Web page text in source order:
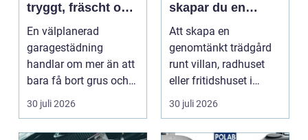
tryggt, fräscht och
hållbart garage
En välplanerad
garagestädning
handlar om mer än att
bara få bort grus och
damm från golvet.
Rena gar...
30 juli 2026
skapar du en
hållbar och
harmonisk
utemiljö
Att skapa en
genomtänkt trädgård
runt villan, radhuset
eller fritidshuset i
Enkö...
30 juli 2026